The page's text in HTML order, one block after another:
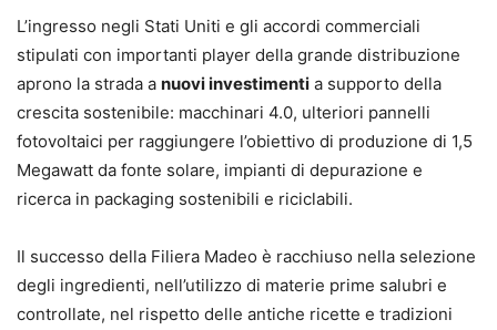
L’ingresso negli Stati Uniti e gli accordi commerciali
stipulati con importanti player della grande distribuzione
aprono la strada a nuovi investimenti a supporto della
crescita sostenibile: macchinari 4.0, ulteriori pannelli
fotovoltaici per raggiungere l’obiettivo di produzione di 1,5
Megawatt da fonte solare, impianti di depurazione e
ricerca in packaging sostenibili e riciclabili.
Il successo della Filiera Madeo è racchiuso nella selezione
degli ingredienti, nell’utilizzo di materie prime salubri e
controllate, nel rispetto delle antiche ricette e tradizioni